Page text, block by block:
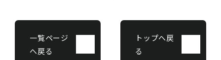
一覧ページ
へ戻る
トップへ戻
る